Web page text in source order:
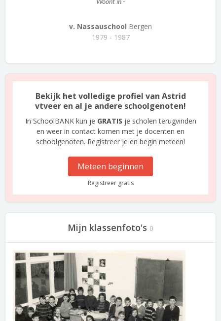
v. Nassauschool Bergen
1979 - 1987
Bekijk het volledige profiel van Astrid
vtveer en al je andere schoolgenoten!
In SchoolBANK kun je GRATIS je scholen terugvinden
en weer in contact komen met je docenten en
schoolgenoten. Registreer je en begin meteen!
Meteen beginnen
Registreer gratis
Mijn klassenfoto's 0